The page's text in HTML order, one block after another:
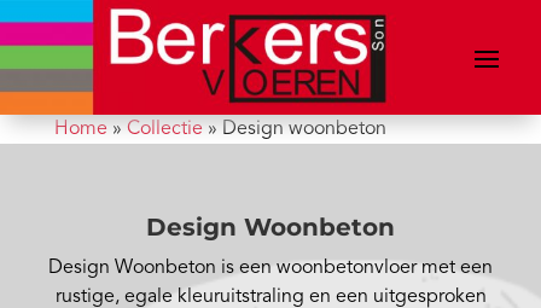
Home» Collectie» Design woonbeton
Design Woonbeton
Design Woonbeton is een woonbetonvloer met een
rustige, egale kleuruitstraling en een uitgesproken